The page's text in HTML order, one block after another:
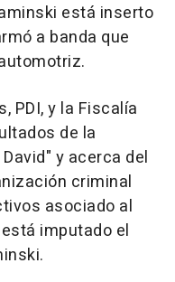
está inserto
a banda que
PDI, y la Fiscalía
de la
y acerca del
criminal
asociado al
imputado el